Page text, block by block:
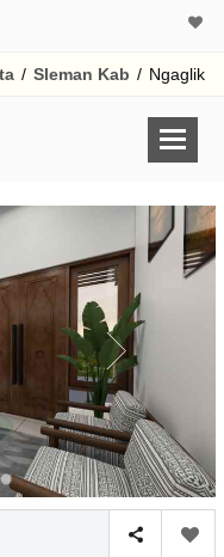
/ Sleman Kab / Ngaglik
Harga Rp
Untuk hasil simulasi
pada kotak-
Simpan